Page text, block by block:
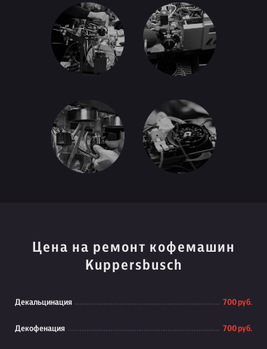
Цена на ремонт кофемашин
Kuppersbusch
Декальцинация 700 руб.
Декофенация 700 руб.